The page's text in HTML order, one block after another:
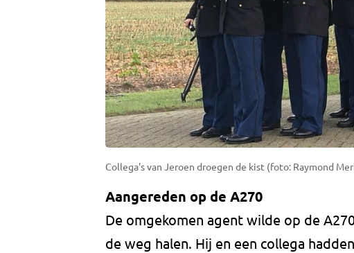
Collega's van Jeroen droegen de kist (foto: Raymond
Aangereden op de A270
De omgekomen agent wilde op de
de weg halen. Hij en een collega